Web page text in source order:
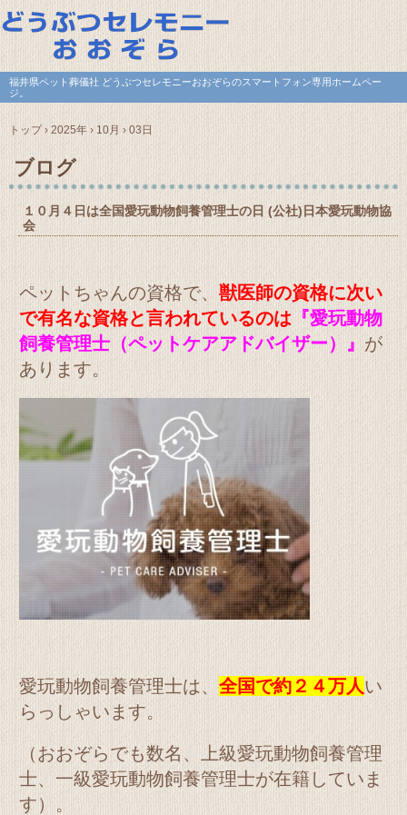
福井県ペット葬儀社 どうぶつセレモニーおおぞらのスマートフォン専用ホームペー
ジ。
トップ› 2025年 › 10月 › 03日
ブログ
１０月４日は全国愛玩動物飼養管理士の日 (公社)日本愛玩動物協
会
ペットちゃんの資格で、獣医師の資格に次い
で有名な資格と言われているのは 『愛玩動物
飼養管理士（ペットケアアドバイザー）』が
あります。
愛玩動物飼養管理士は、全国で約２４万人い
らっしゃいます。
（おおぞらでも数名、上級愛玩動物飼養管理
士、一級愛玩動物飼養管理士が在籍していま
す）。